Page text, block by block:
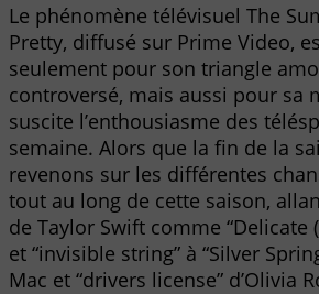
Le phénomène télévisuel The
Pretty, diffusé sur Prime Video,
seulement pour son triangle
controversé, mais aussi pour sa
suscite l’enthousiasme des
semaine. Alors que la fin de la
revenons sur les différentes
tout au long de cette saison,
de Taylor Swift comme “Delicate
et “invisible string” à “Silver
Mac et “drivers license” d’Olivia